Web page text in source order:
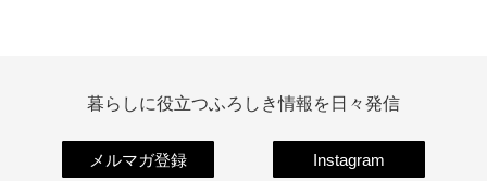
暮らしに役立つふろしき情報を日々発信
メルマガ登録 Instagram